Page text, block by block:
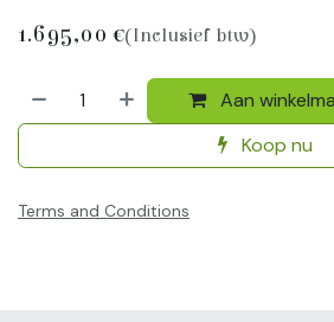
1.695,00 €(Inclusief btw)
Aan
Koop nu
Terms and Conditions